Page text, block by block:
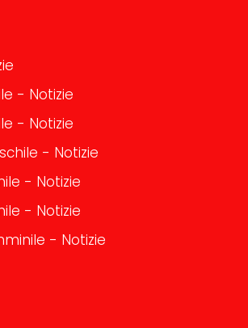
- Notizie
- Notizie
- Notizie
- Notizie
- Notizie
- Notizie